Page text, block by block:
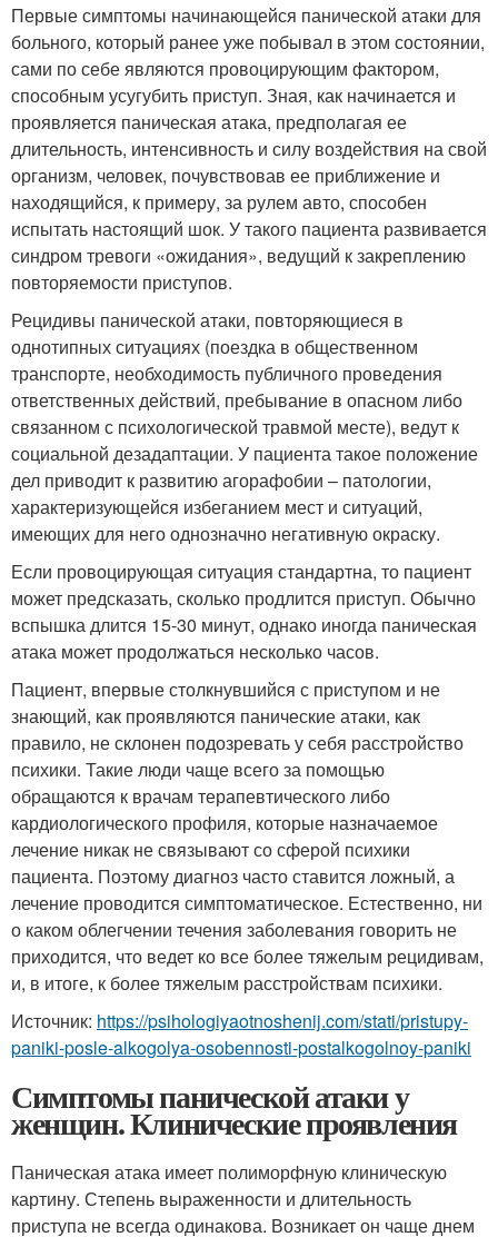
Первые симптомы начинающейся панической атаки для
больного, который ранее уже побывал в этом состоянии,
сами по себе являются провоцирующим фактором,
способным усугубить приступ. Зная, как начинается и
проявляется паническая атака, предполагая ее
длительность, интенсивность и силу воздействия на свой
организм, человек, почувствовав ее приближение и
находящийся, к примеру, за рулем авто, способен
испытать настоящий шок. У такого пациента развивается
синдром тревоги «ожидания», ведущий к закреплению
повторяемости приступов.
Рецидивы панической атаки, повторяющиеся в
однотипных ситуациях (поездка в общественном
транспорте, необходимость публичного проведения
ответственных действий, пребывание в опасном либо
связанном с психологической травмой месте), ведут к
социальной дезадаптации. У пациента такое положение
дел приводит к развитию агорафобии – патологии,
характеризующейся избеганием мест и ситуаций,
имеющих для него однозначно негативную окраску.
Если провоцирующая ситуация стандартна, то пациент
может предсказать, сколько продлится приступ. Обычно
вспышка длится 15-30 минут, однако иногда паническая
атака может продолжаться несколько часов.
Пациент, впервые столкнувшийся с приступом и не
знающий, как проявляются панические атаки, как
правило, не склонен подозревать у себя расстройство
психики. Такие люди чаще всего за помощью
обращаются к врачам терапевтического либо
кардиологического профиля, которые назначаемое
лечение никак не связывают со сферой психики
пациента. Поэтому диагноз часто ставится ложный, а
лечение проводится симптоматическое. Естественно, ни
о каком облегчении течения заболевания говорить не
приходится, что ведет ко все более тяжелым рецидивам,
и, в итоге, к более тяжелым расстройствам психики.
Источник: https://psihologiyaotnoshenij.com/stati/pristupy-
paniki-posle-alkogolya-osobennosti-postalkogolnoy-paniki
Симптомы панической атаки у
женщин. Клинические проявления
Паническая атака имеет полиморфную клиническую
картину. Степень выраженности и длительность
приступа не всегда одинакова. Возникает он чаще днем